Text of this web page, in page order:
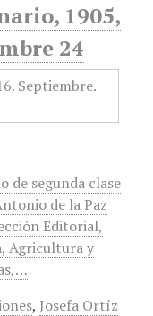
1905,
24
de segunda clase
de la Paz
Editorial,
Agricultura y
, Josefa Ortíz